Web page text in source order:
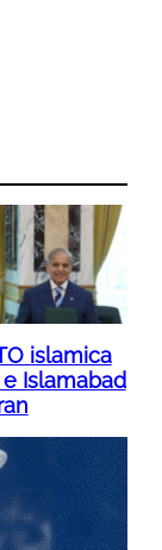
islamica
Islamabad